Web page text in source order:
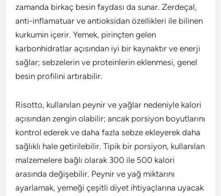
zamanda birkaç besin faydası da sunar. Zerdeçal,
anti-inflamatuar ve antioksidan özellikleri ile bilinen
kurkumin içerir. Yemek, pirinçten gelen
karbonhidratlar açısından iyi bir kaynaktır ve enerji
sağlar; sebzelerin ve proteinlerin eklenmesi, genel
besin profilini artırabilir.
Risotto, kullanılan peynir ve yağlar nedeniyle kalori
açısından zengin olabilir; ancak porsiyon boyutlarını
kontrol ederek ve daha fazla sebze ekleyerek daha
sağlıklı hale getirilebilir. Tipik bir porsiyon, kullanılan
malzemelere bağlı olarak 300 ile 500 kalori
arasında değişebilir. Peynir ve yağ miktarını
ayarlamak, yemeği çeşitli diyet ihtiyaçlarına uyacak